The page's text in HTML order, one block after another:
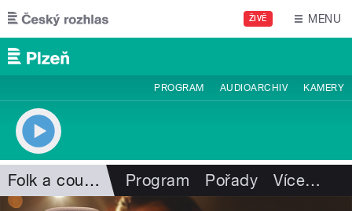
Přejít k hlavnímu obsahu
ŽIVĚ MENU
PROGRAM AUDIOARCHIV KAMERY
Folk a country Program Pořady Více…